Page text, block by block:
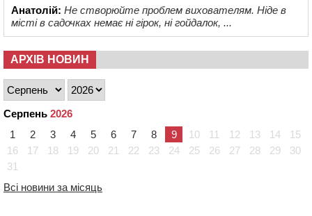
Анатолій: Не створюйте проблем вихователям. Ніде в
місті в садочках немає ні гірок, ні гойдалок, ...
АРХІВ НОВИН
Серпень 2026
1
2 3 4 5 6 7 8 9 10 11 12 13 14
15
16
17 18 19 20 21 22 23 24 25 26 27 28 29
30
31
Всі новини за місяць